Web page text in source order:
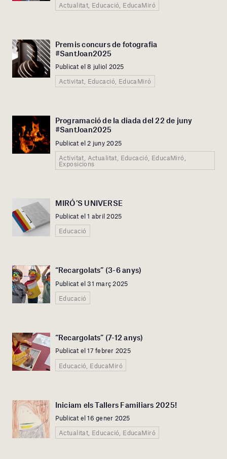
Actualitat, Educació, EducaMiró
Premis concurs de fotografia
#SantJoan2025
Publicat el 8 juliol 2025
Activitat, Educació, EducaMiró
Programació de la diada del 22 de juny
#SantJoan2025
Publicat el 2 juny 2025
Activitat, Actualitat, Educació, EducaMiró,
Exposicions
MIRÓ’S UNIVERSE
Publicat el 1 abril 2025
Educació
“Recargolats” (3-6 anys)
Publicat el 31 març 2025
Educació
“Recargolats” (7-12 anys)
Publicat el 17 febrer 2025
Educació, EducaMiró
Iniciam els Tallers Familiars 2025!
Publicat el 16 gener 2025
Actualitat, Educació, EducaMiró